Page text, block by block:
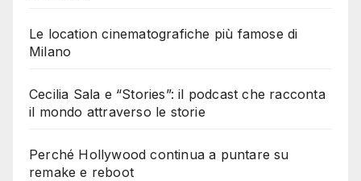
Le location cinematografiche più famose di
Milano
Cecilia Sala e “Stories”: il podcast che racconta
il mondo attraverso le storie
Perché Hollywood continua a puntare su
remake e reboot